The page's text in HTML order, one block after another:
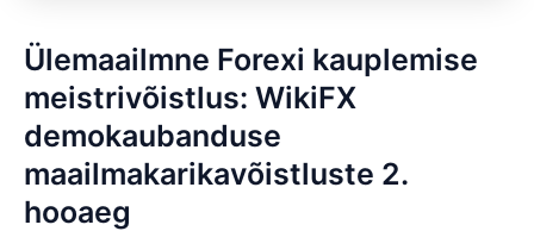
Ülemaailmne Forexi kauplemise
meistrivõistlus: WikiFX
demokaubanduse
maailmakarikavõistluste 2.
hooaeg